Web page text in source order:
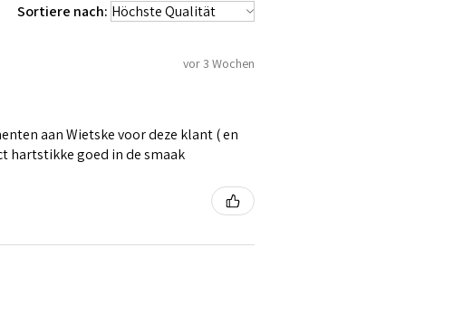
Sortiere nach:
vor 3 Wochen
aan Wietske voor deze klant ( en
hartstikke goed in de smaak